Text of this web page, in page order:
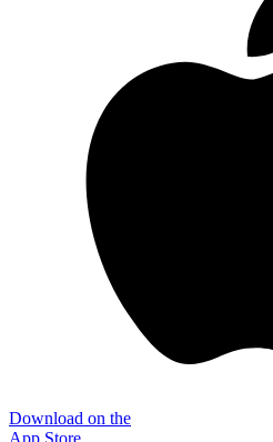
Download on the
App Store